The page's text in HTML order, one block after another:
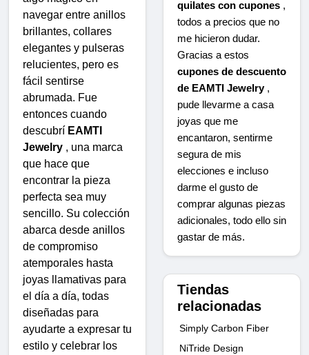
navegar entre anillos
brillantes, collares
elegantes y pulseras
relucientes, pero es
fácil sentirse
abrumada. Fue
entonces cuando
descubrí EAMTI
Jewelry , una marca
que hace que
encontrar la pieza
perfecta sea muy
sencillo. Su colección
abarca desde anillos
de compromiso
atemporales hasta
joyas llamativas para
el día a día, todas
diseñadas para
ayudarte a expresar tu
estilo y celebrar los
quilates con cupones ,
todos a precios que no
me hicieron dudar.
Gracias a estos
cupones de descuento
de EAMTI Jewelry,
pude llevarme a casa
joyas que me
encantaron, sentirme
segura de mis
elecciones e incluso
darme el gusto de
comprar algunas piezas
adicionales, todo ello sin
gastar de más.
Tiendas
relacionadas
Simply Carbon Fiber
NiTride Design